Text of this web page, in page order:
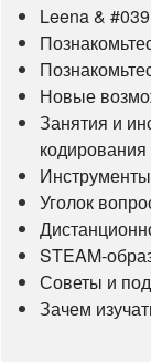
Leena &
Новые
Занятия и
кодирования
Уголок
STEAM-
Советы и
Зачем